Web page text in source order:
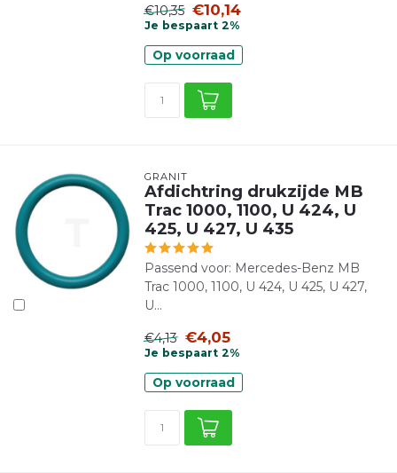
€10,35 €10,14
Je bespaart 2%
Op voorraad
GRANIT
Afdichtring drukzijde MB
Trac 1000, 1100, U 424, U
425, U 427, U 435
Passend voor: Mercedes-Benz MB
Trac 1000, 1100, U 424, U 425, U 427,
U...
€4,13 €4,05
Je bespaart 2%
Op voorraad